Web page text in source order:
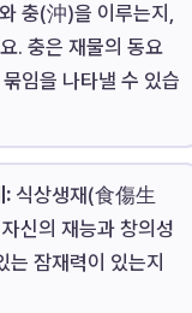
충(沖)을 이루는지,
. 충은 재물의 동요
임을 나타낼 수 있습
:식상생재(食傷生
신의 재능과 창의성
잠재력이 있는지